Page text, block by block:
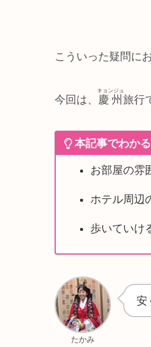
こういった疑問に
今回は、 慶州
キョンジュ
旅行
本記事でわか
お部屋の雰
ホテル周辺
歩いていけ
たかみ
安